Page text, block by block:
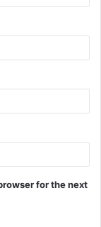
for the next